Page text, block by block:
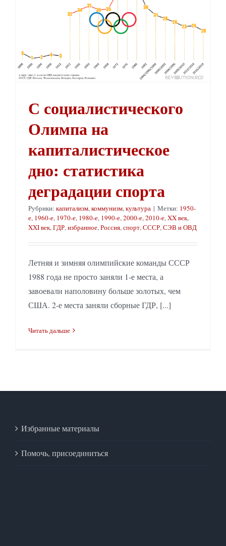
С социалистического
Олимпа на
капиталистическое
дно: статистика
деградации спорта
Рубрики: капитализм, коммунизм, культура | Метки: 1950-
е, 1960-е, 1970-е, 1980-е, 1990-е, 2000-е, 2010-е, XX век,
XXI век, ГДР, избранное, Россия, спорт, СССР, СЭВ и ОВД
Летняя и зимняя олимпийские команды СССР
1988 года не просто заняли 1-е места, а
завоевали наполовину больше золотых, чем
США. 2-е места заняли сборные ГДР, [...]
Читать дальше
Избранные материалы
Помочь, присоединиться